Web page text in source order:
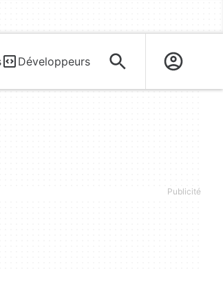
Développeurs